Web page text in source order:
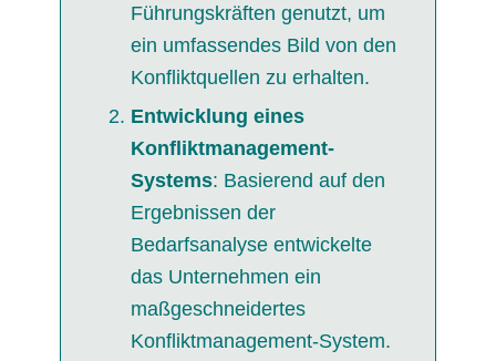
Führungskräften genutzt, um
ein umfassendes Bild von den
Konfliktquellen zu erhalten.
Entwicklung eines
Konfliktmanagement-
Systems: Basierend auf den
Ergebnissen der
Bedarfsanalyse entwickelte
das Unternehmen ein
maßgeschneidertes
Konfliktmanagement-System.